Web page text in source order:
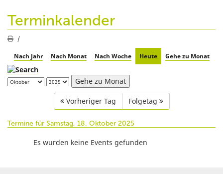
Terminkalender
Nach Jahr Nach Monat Nach Woche Heute Gehe zu Monat
Gehe zu Monat
Vorheriger Tag Folgetag
Termine für Samstag, 18. Oktober 2025
Es wurden keine Events gefunden